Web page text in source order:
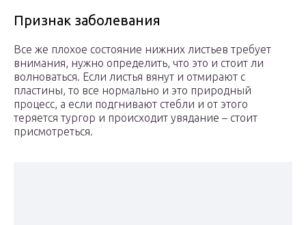
Признак заболевания
Все же плохое состояние нижних листьев требует
внимания, нужно определить, что это и стоит ли
волноваться. Если листья вянут и отмирают с
пластины, то все нормально и это природный
процесс, а если подгнивают стебли и от этого
теряется тургор и происходит увядание – стоит
присмотреться.